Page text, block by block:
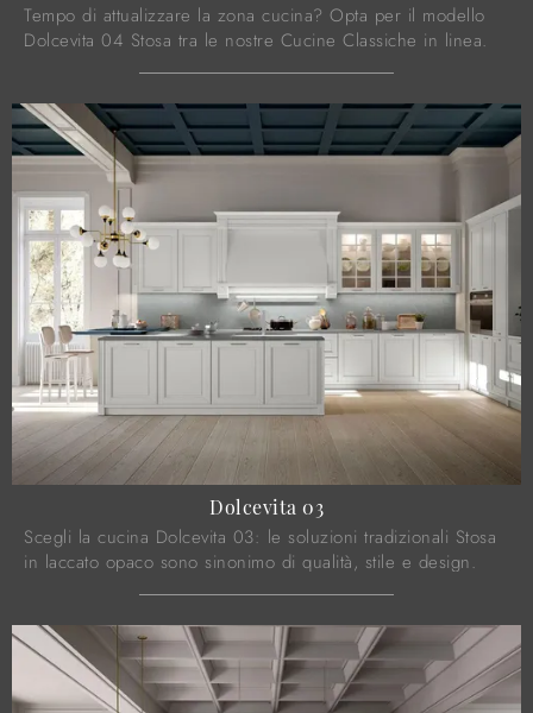
Tempo di attualizzare la zona cucina? Opta per il modello
Dolcevita 04 Stosa tra le nostre Cucine Classiche in linea.
Dolcevita 03
Scegli la cucina Dolcevita 03: le soluzioni tradizionali Stosa
in laccato opaco sono sinonimo di qualità, stile e design.